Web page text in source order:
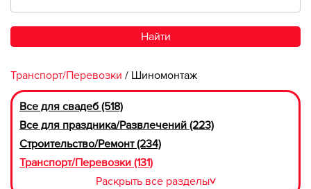
Найти
Транспорт/Перевозки / Шиномонтаж
Все для свадеб (518)
Все для праздника/Развлечений (223)
Строительство/Ремонт (234)
Транспорт/Перевозки (131)
Раскрыть все разделы>